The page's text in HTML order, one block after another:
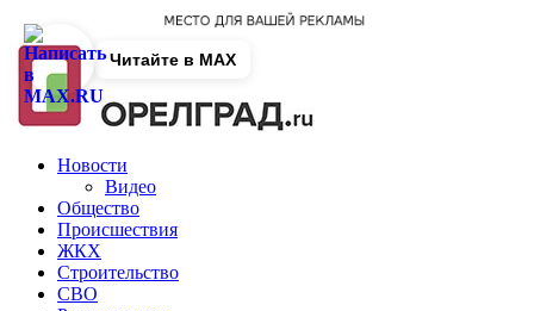
Новости
Видео
Общество
Происшествия
ЖКХ
Строительство
СВО
Читайте в MAX